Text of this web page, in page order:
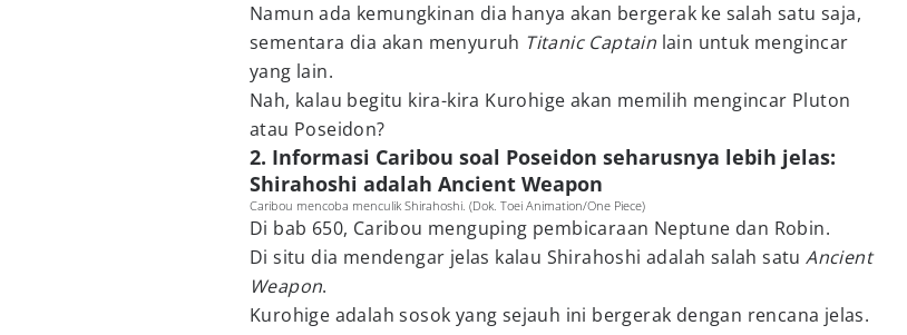
Namun ada kemungkinan dia hanya akan bergerak ke salah satu saja,
sementara dia akan menyuruh Titanic Captain lain untuk mengincar
yang lain.
Nah, kalau begitu kira-kira Kurohige akan memilih mengincar Pluton
atau Poseidon?
2. Informasi Caribou soal Poseidon seharusnya lebih jelas:
Shirahoshi adalah Ancient Weapon
Caribou mencoba menculik Shirahoshi. (Dok. Toei Animation/One Piece)
Di bab 650, Caribou menguping pembicaraan Neptune dan Robin.
Di situ dia mendengar jelas kalau Shirahoshi adalah salah satuAncient
Weapon.
Kurohige adalah sosok yang sejauh ini bergerak dengan rencana jelas.